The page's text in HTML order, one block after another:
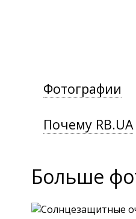
Фотографии
Почему RB.UA
Больше